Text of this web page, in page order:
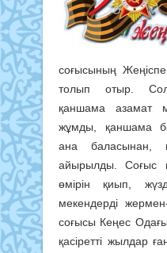
соғысының
толып отыр.
қаншама азамат
жұмды, қаншама
ана баласынан,
айырылды. Соғыс
өмірін қиып,
мекендерді
соғысы Кеңес
қасіретті жылдар